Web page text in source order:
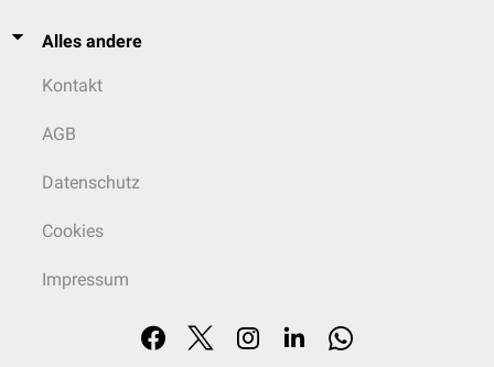
Alles andere
Kontakt
AGB
Datenschutz
Cookies
Impressum